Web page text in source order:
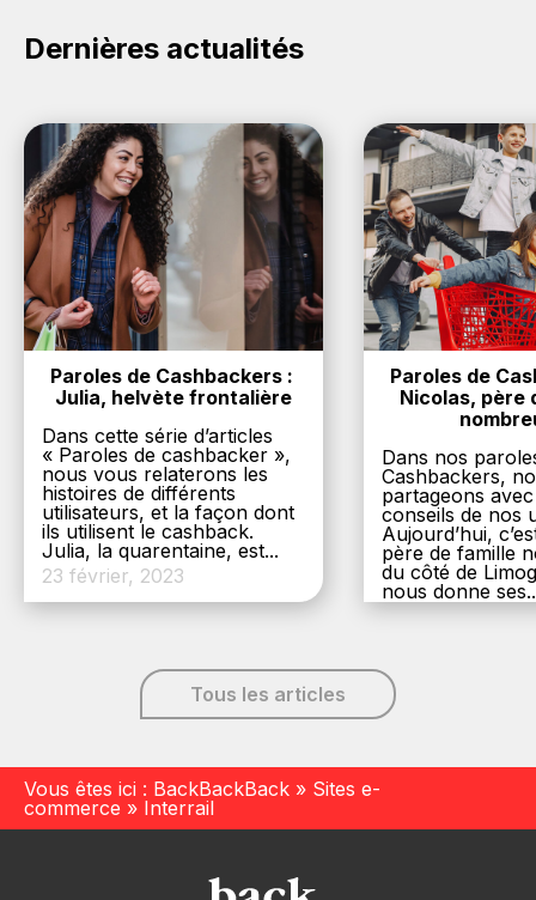
Dernières actualités
Paroles de Cashbackers :
Julia, helvète frontalière
Dans cette série d’articles
« Paroles de cashbacker »,
nous vous relaterons les
histoires de différents
utilisateurs, et la façon dont
ils utilisent le cashback.
Julia, la quarentaine, est...
23 février, 2023
Paroles de
Nicolas, père
Dans nos
Cashbackers,
partageons
conseils de nos
Aujourd’hui,
père de famille
du côté de
nous donne
Tous les articles
Vous êtes ici : BackBackBack » Sites e-
commerce » Interrail